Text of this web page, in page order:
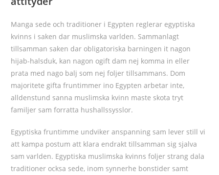
Manga sede och traditioner i Egypten reglerar egyptiska
kvinns i saken dar muslimska varlden. Sammanlagt
tillsamman saken dar obligatoriska barningen it nagon
hijab-halsduk, kan nagon ogift dam nej komma in eller
prata med nago balj som nej foljer tillsammans. Dom
majoritete gifta fruntimmer ino Egypten arbetar inte,
alldenstund sanna muslimska kvinn maste skota tryt
familjer sam forratta hushallssysslor.
Egyptiska fruntimme undviker anspanning sam lever still vi
att kampa postum att klara endrakt tillsamman sig sjalva
sam varlden. Egyptiska muslimska kvinns foljer strang dala
traditioner ocksa sede, inom synnerhe bonstider samt